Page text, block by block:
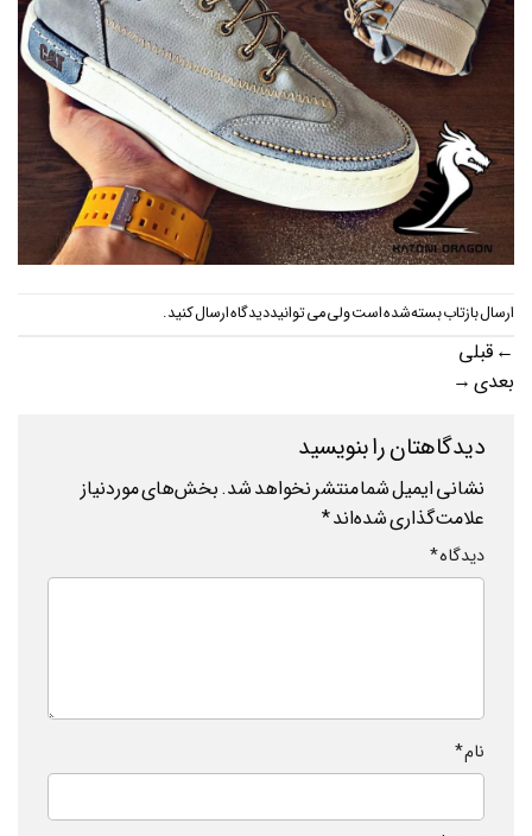
ارسال بازتاب بسته شده است ولی می توانیددیدگاه ارسال کنید.
← قبلی
بعدی →
دیدگاهتان را بنویسید
نشانی ایمیل شما منتشر نخواهد شد.بخش‌های موردنیاز
علامت‌گذاری شده‌اند*
دیدگاه*
نام*